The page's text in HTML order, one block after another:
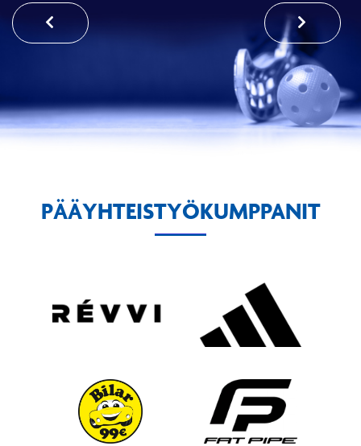
PÄÄYHTEISTYÖKUMPPANIT